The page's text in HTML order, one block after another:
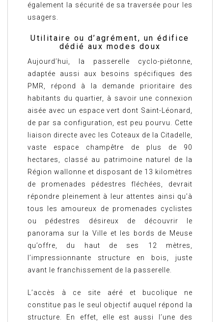
également la sécurité de sa traversée pour les
usagers.
Utilitaire ou d’agrément, un édifice
dédié aux modes doux
Aujourd’hui, la passerelle cyclo-piétonne,
adaptée aussi aux besoins spécifiques des
PMR, répond à la demande prioritaire des
habitants du quartier, à savoir une connexion
aisée avec un espace vert dont Saint-Léonard,
de par sa configuration, est peu pourvu. Cette
liaison directe avec les Coteaux de la Citadelle,
vaste espace champêtre de plus de 90
hectares, classé au patrimoine naturel de la
Région wallonne et disposant de 13 kilomètres
de promenades pédestres fléchées, devrait
répondre pleinement à leur attentes ainsi qu’à
tous les amoureux de promenades cyclistes
ou pédestres désireux de découvrir le
panorama sur la Ville et les bords de Meuse
qu’offre, du haut de ses 12 mètres,
l’impressionnante structure en bois, juste
avant le franchissement de la passerelle.
L’accès à ce site aéré et bucolique ne
constitue pas le seul objectif auquel répond la
structure. En effet, elle est aussi l’une des